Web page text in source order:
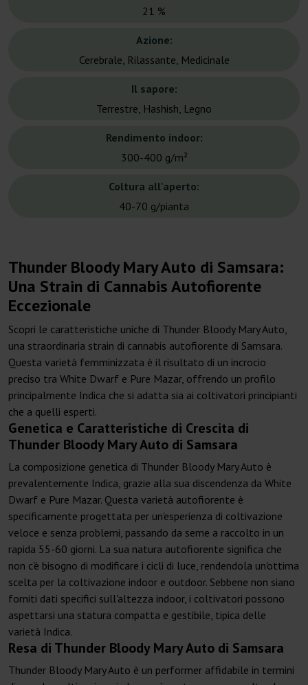
21 %
Azione:
Cerebrale, Rilassante, Medicinale
Il sapore:
Terrestre, Hashish, Legno
Rendimento indoor:
300-400 g/m²
Coltura all'aperto:
40-70 g/pianta
Thunder Bloody Mary Auto di Samsara:
Una Strain di Cannabis Autofiorente
Eccezionale
Scopri le caratteristiche uniche di Thunder Bloody Mary Auto,
una straordinaria strain di cannabis autofiorente di Samsara.
Questa varietà femminizzata è il risultato di un incrocio
preciso tra White Dwarf e Pure Mazar, offrendo un profilo
principalmente Indica che si adatta sia ai coltivatori principianti
che a quelli esperti.
Genetica e Caratteristiche di Crescita di
Thunder Bloody Mary Auto di Samsara
La composizione genetica di Thunder Bloody Mary Auto è
prevalentemente Indica, grazie alla sua discendenza da White
Dwarf e Pure Mazar. Questa varietà autofiorente è
specificamente progettata per un'esperienza di coltivazione
veloce e senza problemi, passando da seme a raccolto in un
rapida 55-60 giorni. La sua natura autofiorente significa che
non c'è bisogno di modificare i cicli di luce, rendendola un'ottima
scelta per la coltivazione indoor e outdoor. Sebbene non siano
forniti dati specifici sull'altezza indoor, i coltivatori possono
aspettarsi una statura compatta e gestibile, tipica delle
varietà Indica.
Resa di Thunder Bloody Mary Auto di Samsara
Thunder Bloody Mary Auto è un performer affidabile in termini